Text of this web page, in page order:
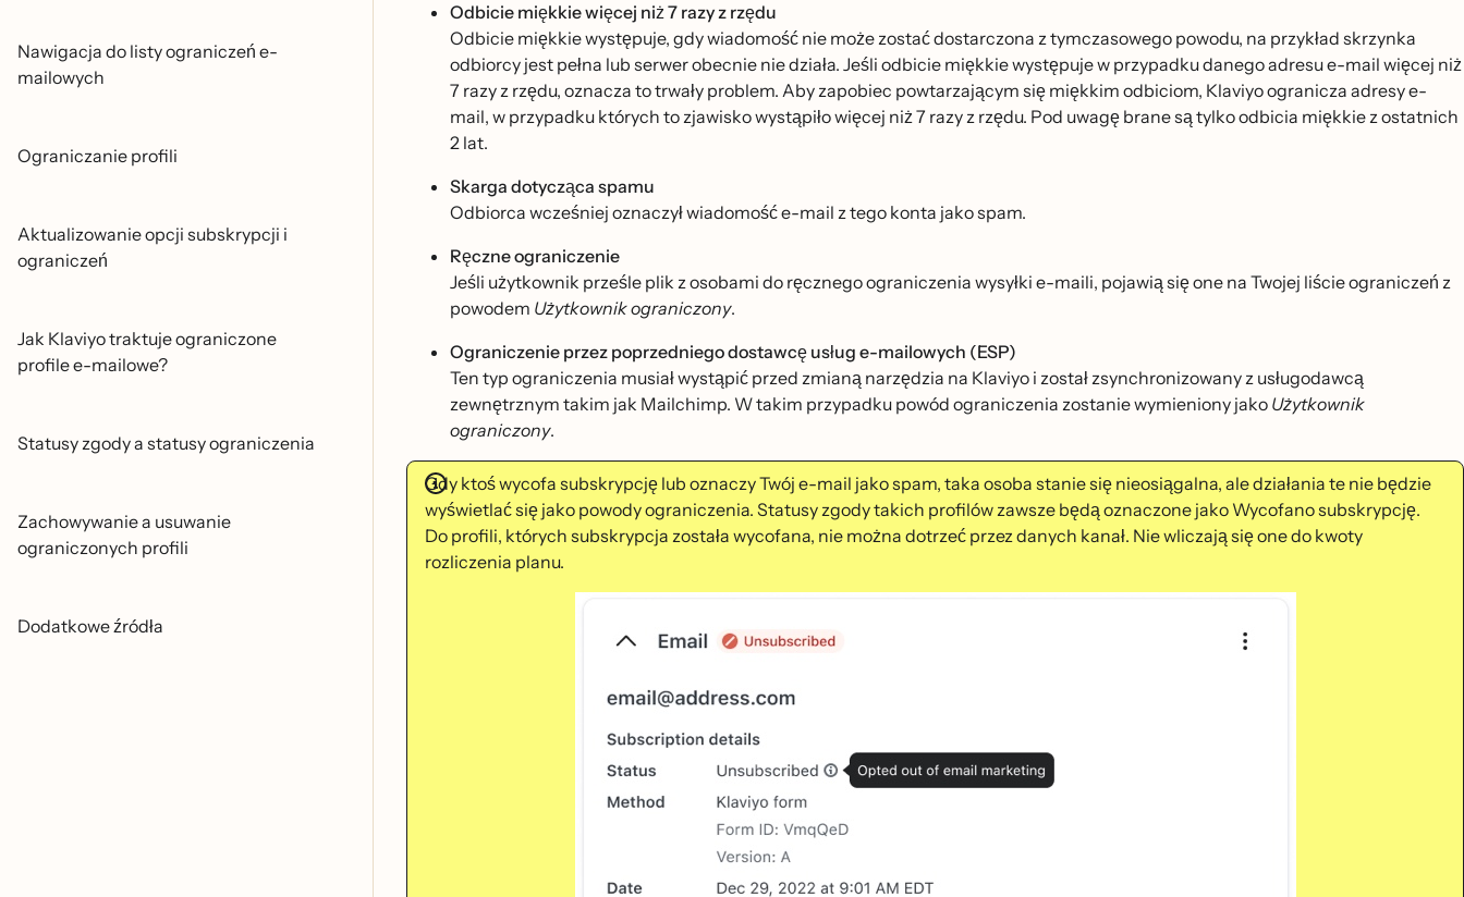
Nawigacja do listy ograniczeń e-
mailowych
Ograniczanie profili
Aktualizowanie opcji subskrypcji i
ograniczeń
Jak Klaviyo traktuje ograniczone
profile e-mailowe?
Statusy zgody a statusy ograniczenia
Zachowywanie a usuwanie
ograniczonych profili
Dodatkowe źródła
Odbicie miękkie więcej niż 7 razy z rzędu
Odbicie miękkie występuje, gdy wiadomość nie może zostać dostarczona z tymczasowego powodu, na przykład skrzynka
odbiorcy jest pełna lub serwer obecnie nie działa. Jeśli odbicie miękkie występuje w przypadku danego adresu e-mail więcej niż
7 razy z rzędu, oznacza to trwały problem. Aby zapobiec powtarzającym się miękkim odbiciom, Klaviyo ogranicza adresy e-
mail, w przypadku których to zjawisko wystąpiło więcej niż 7 razy z rzędu. Pod uwagę brane są tylko odbicia miękkie z ostatnich
2 lat.
Skarga dotycząca spamu
Odbiorca wcześniej oznaczył wiadomość e-mail z tego konta jako spam.
Ręczne ograniczenie
Jeśli użytkownik prześle plik z osobami do ręcznego ograniczenia wysyłki e-maili, pojawią się one na Twojej liście ograniczeń z
powodem Użytkownik ograniczony.
Ograniczenie przez poprzedniego dostawcę usług e-mailowych (ESP)
Ten typ ograniczenia musiał wystąpić przed zmianą narzędzia na Klaviyo i został zsynchronizowany z usługodawcą
zewnętrznym takim jak Mailchimp. W takim przypadku powód ograniczenia zostanie wymieniony jako Użytkownik
ograniczony.
Gdy ktoś wycofa subskrypcję lub oznaczy Twój e-mail jako spam, taka osoba stanie się nieosiągalna, ale działania te nie będzie
wyświetlać się jako powody ograniczenia. Statusy zgody takich profilów zawsze będą oznaczone jako Wycofano subskrypcję.
Do profili, których subskrypcja została wycofana, nie można dotrzeć przez danych kanał. Nie wliczają się one do kwoty
rozliczenia planu.